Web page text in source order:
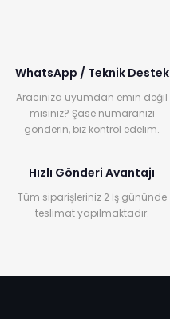
WhatsApp / Teknik Destek
Aracınıza uyumdan emin değil
misiniz? Şase numaranızı
gönderin, biz kontrol edelim.
Hızlı Gönderi Avantajı
Tüm siparişleriniz 2 İş gününde
teslimat yapılmaktadır.